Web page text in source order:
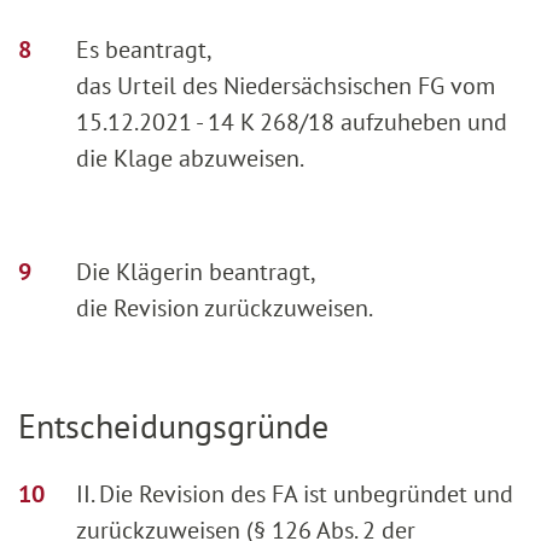
Es beantragt,
das Urteil des Niedersächsischen FG vom
15.12.2021 - 14 K 268/18 aufzuheben und
die Klage abzuweisen.
Die Klägerin beantragt,
die Revision zurückzuweisen.
Entscheidungsgründe
II. Die Revision des FA ist unbegründet und
zurückzuweisen (§ 126 Abs. 2 der